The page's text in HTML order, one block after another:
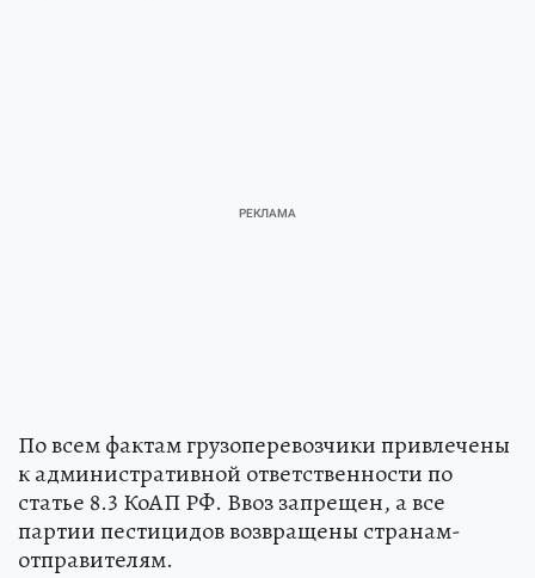
По всем фактам грузоперевозчики привлечены
к административной ответственности по
статье 8.3 КоАП РФ. Ввоз запрещен, а все
партии пестицидов возвращены странам-
отправителям.